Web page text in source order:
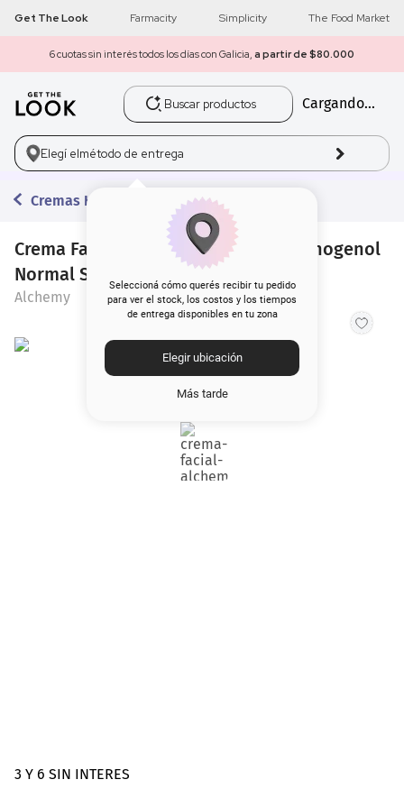
Get The Look Farmacity Simplicity The Food Market
6 cuotas sin interés todos los días con Galicia, a partir de $80.000
Buscar productos
Cargando...
Elegí elmétodo de entrega
Seleccioná cómo querés recibir tu pedido
para ver el stock, los costos y los tiempos
de entrega disponibles en tu zona
Elegir ubicación
Más tarde
Cremas Hidratantes
Crema Facial Alchemy Hydrating Pycnogenol
Normal Skin
Alchemy
3 Y 6 SIN INTERES
1 get the look
2 máscara pestañas
3.
5. corrector